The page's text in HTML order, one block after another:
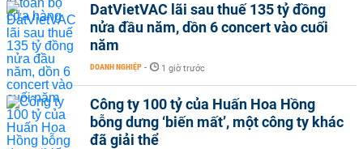
DatVietVAC lãi sau thuế 135 tỷ đồng
nửa đầu năm, dồn 6 concert vào cuối
năm
DOANH NGHIỆP - 1 giờ trước
Công ty 100 tỷ của Huấn Hoa Hồng
bỗng dưng ‘biến mất’, một công ty khác
đã giải thể